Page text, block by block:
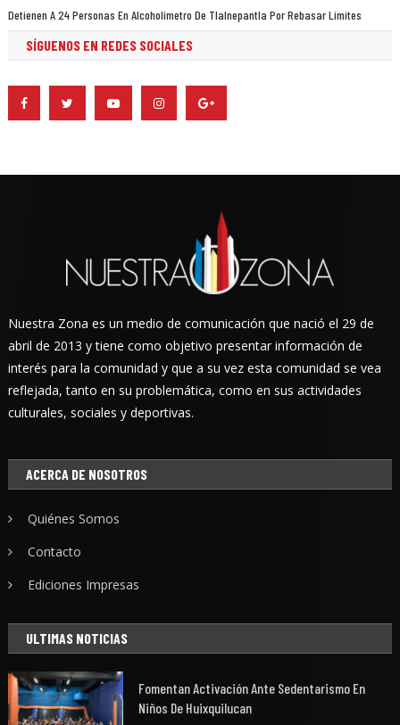
Detienen A 24 Personas En Alcoholímetro De Tlalnepantla Por Rebasar Límites
SÍGUENOS EN REDES SOCIALES
Nuestra Zona es un medio de comunicación que nació el 29 de
abril de 2013 y tiene como objetivo presentar información de
interés para la comunidad y que a su vez esta comunidad se vea
reflejada, tanto en su problemática, como en sus actividades
culturales, sociales y deportivas.
ACERCA DE NOSOTROS
Quiénes Somos
Contacto
Ediciones Impresas
ULTIMAS NOTICIAS
Fomentan Activación Ante Sedentarismo En
Niños De Huixquilucan